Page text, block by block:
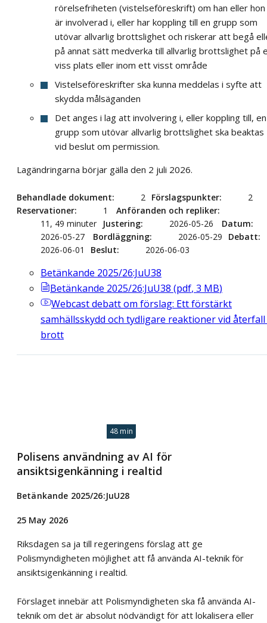
rörelsefriheten (vistelseföreskrift) om han eller hon
är involverad i, eller har koppling till en grupp som
utövar allvarlig brottslighet och riskerar att begå
på annat sätt medverka till allvarlig brottslighet på
viss plats eller inom ett visst område
Vistelseföreskrifter ska kunna meddelas i syfte att
skydda målsäganden
Det anges i lag att involvering i, eller koppling till, en
grupp som utövar allvarlig brottslighet ska beaktas
vid beslut om permission.
Lagändringarna börjar gälla den 2 juli 2026.
Behandlade dokument 2 Förslagspunkter
2
Reservationer
1
Anföranden och repliker
11, 49 minuter
Justering 2026-05-26
Datum
2026-05-27
Bordläggning 2026-05-29
Debatt
2026-06-01
Beslut 2026-06-03
Betänkande 2025/26:JuU38
Betänkande 2025/26:JuU38 (pdf, 3 MB)
Webcastdebatt om förslag: Ett förstärkt
samhällsskydd och tydligare reaktioner vid
brott
48 min
Polisens användning av AI för
ansiktsigenkänning i realtid
Betänkande 2025/26:JuU28
25 May 2026
Riksdagen sa ja till regeringens förslag att ge
Polismyndigheten möjlighet att få använda AI-teknik för
ansiktsigenkänning i realtid.
Förslaget innebär att Polismyndigheten ska få använda AI-
teknik om det är absolut nödvändigt för att lokalisera eller